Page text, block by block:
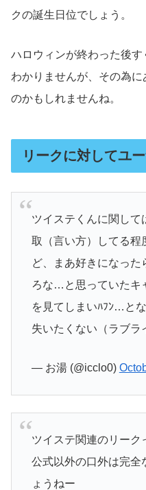
クの誕生日位でしょう。
ハロウィンが終わった後
わかりませんが、その為
のかもしれませんね。
リークに対してユ
ツイステくんに関して
取（言い方）してる程
ど、まあ好きになっ
ろな…と思っていたキ
を見てしまいﾊﾌﾝ…と
失いたくない（ラブラ
— お湯 (@icclo0)
ツイステ関連のリーク
公式以外の口外は完全
ょうねー